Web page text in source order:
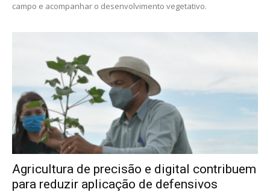
campo e acompanhar o desenvolvimento vegetativo.
Agricultura de precisão e digital contribuem
para reduzir aplicação de defensivos